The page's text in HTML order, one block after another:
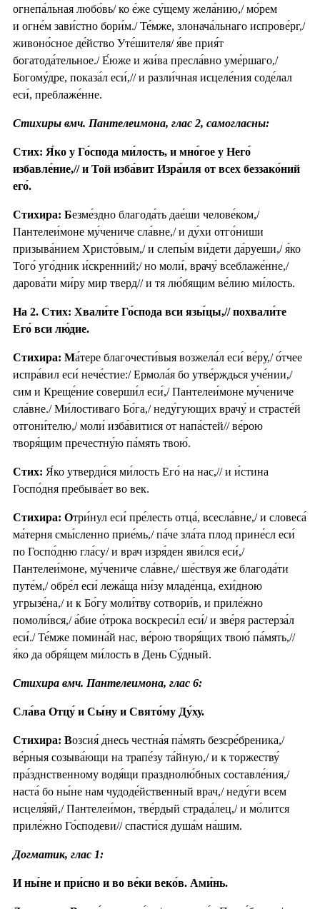
огнепа́льная любо́вь/ ко е́же су́щему жела́нию,/ мо́рем
и огне́м зави́стно бори́м./ Те́мже, злонача́льнаго испрове́рг,/
живоно́сное де́йство Уте́шителя/ я́ве прия́т
богатода́тельное./ Е́юже и жи́ва пресла́вно уме́ршаго,/
Богому́дре, показа́л еси́,// и разли́чная исцеле́ния соде́лал
еси́, преблаже́нне.
Стихиры вмч. Пантелеимона, глас 2, самогласны:
Стих: Я́ко у Го́спода ми́лость, и мно́гое у Него́
избавле́ние,// и Той изба́вит Изра́иля от всех беззако́ний
его́.
Стихира: Безме́здно благода́ть дае́ши челове́ком,/
Пантелеи́моне му́чениче сла́вне,/ и ду́хи отго́ниши
призыва́нием Христо́вым,/ и слепы́м ви́дети да́руеши,/ я́ко
Того́ уго́дник и́скренний;/ но моли́, врачу́ всеблаже́нне,/
дарова́ти ми́ру мир тверд// и тя лю́бящим ве́лию ми́лость.
На 2. Стих: Хвали́те Го́спода вси язы́цы,// похвали́те
Его́ вси лю́дие.
Стихира: Ма́тере благочести́выя возжела́л еси́ ве́ру,/ о́тчее
испра́вил еси́ нече́стие:/ Ермола́я бо утве́рждься уче́нии,/
сим и Креще́ние соверши́л еси́,/ Пантелеи́моне му́чениче
сла́вне./ Ми́лостиваго Бо́га,/ неду́гующих врачу́ и страсте́й
отгони́телю,/ моли́ изба́витися от напа́стей// ве́рою
творя́щим пречестну́ю па́мять твою́.
Стих: Я́ко утверди́ся ми́лость Его́ на нас,// и и́стина
Госпо́дня пребыва́ет во век.
Стихира: Отри́нул еси́ пре́лесть отца́, всесла́вне,/ и словеса́
ма́терня смы́сленно прие́мь,/ па́че зла́та плод прине́сл еси́
по Госпо́дню гла́су/ и врач изря́ден яви́лся еси́,/
Пантелеи́моне, му́чениче сла́вне,/ ше́ствуя же благода́ти
путе́м,/ обре́л еси́ лежа́ща ни́зу младе́нца, ехи́дною
угрызе́на,/ и к Бо́гу моли́тву сотвори́в, и приле́жно
помоли́вся,/ а́бие о́трока воскреси́л еси́/ и зве́ря растерза́л
еси́./ Те́мже помина́й нас, ве́рою творя́щих твою́ па́мять,//
я́ко да обря́щем ми́лость в День Су́дный.
Стихира вмч. Пантелеимона, глас 6:
Сла́ва Отцу́ и Сы́ну и Свято́му Ду́ху.
Стихира: Возсия́ днесь честна́я па́мять безсре́бреника,/
ве́рныя созыва́ющи на трапе́зу та́йную,/ и к торжеству́
пра́зднственному водя́щи празднолю́бных составле́ния,/
наста́ бо ны́не нам чудоде́йственный врач,/ неду́ги всем
исцеля́яй,/ Пантелеи́мон, тве́рдый страда́лец,/ и мо́лится
приле́жно Го́сподеви// спасти́ся душа́м на́шим.
Догматик, глас 1:
И ны́не и при́сно и во ве́ки веко́в. Ами́нь.